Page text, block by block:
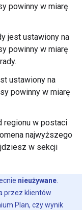
powinny w miarę
jest ustawiony na
powinny w miarę
ustawiony na
powinny w miarę
regionu w postaci
najwyższego
w sekcji
nieużywane.
przez klientów
Plan, czy wynik